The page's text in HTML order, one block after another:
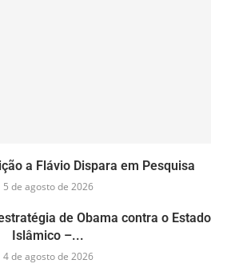
a Flávio Dispara em Pesquisa
5 de agosto de 2026
de Obama contra o Estado
Islâmico –...
4 de agosto de 2026